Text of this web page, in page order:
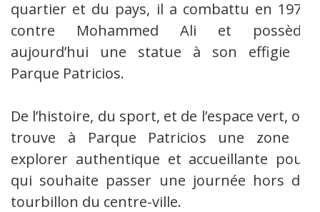
quartier et du pays, il a combattu en 1970
contre Mohammed Ali et possède
aujourd’hui une statue à son effigie à
Parque Patricios.
De l’histoire, du sport, et de l’espace vert, on
trouve à Parque Patricios une zone à
explorer authentique et accueillante pour
qui souhaite passer une journée hors du
tourbillon du centre-ville.